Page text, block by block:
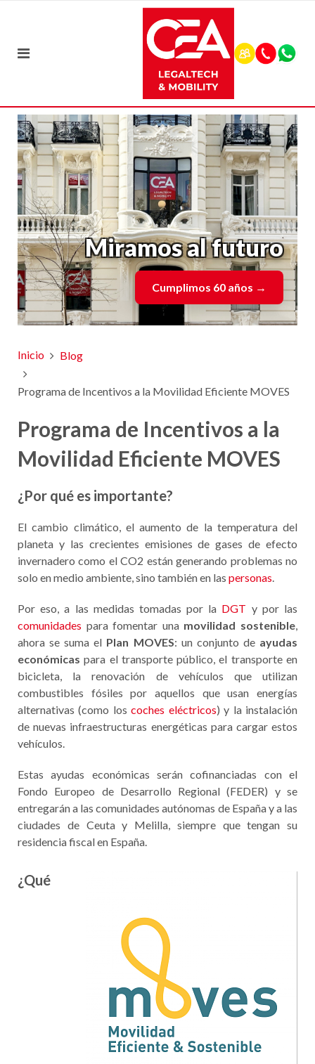
Miramos al futuro
Cumplimos 60 años →
Inicio Blog
Programa de Incentivos a la Movilidad Eficiente MOVES
Programa de Incentivos a la
Movilidad Eficiente MOVES
¿Por qué es importante?
El cambio climático, el aumento de la temperatura del
planeta y las crecientes emisiones de gases de efecto
invernadero como el CO2 están generando problemas no
solo en medio ambiente, sino también en las personas.
Por eso, a las medidas tomadas por la DGT y por las
comunidades para fomentar una movilidad sostenible,
ahora se suma el Plan MOVES: un conjunto de ayudas
económicas para el transporte público, el transporte en
bicicleta, la renovación de vehículos que utilizan
combustibles fósiles por aquellos que usan energías
alternativas (como loscoches eléctricos) y la instalación
de nuevas infraestructuras energéticas para cargar estos
vehículos.
Estas ayudas económicas serán cofinanciadas con el
Fondo Europeo de Desarrollo Regional (FEDER) y se
entregarán a las comunidades autónomas de España y a las
ciudades de Ceuta y Melilla, siempre que tengan su
residencia fiscal en España.
¿Qué